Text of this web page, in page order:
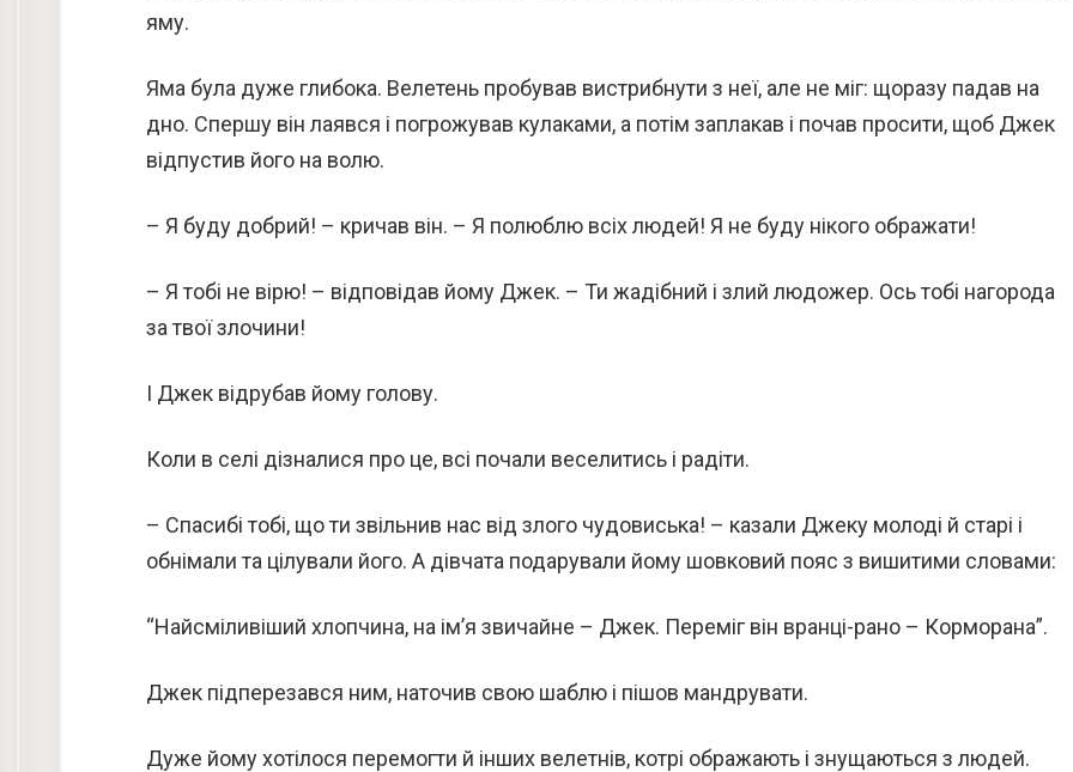
яму.
Яма була дуже глибока. Велетень пробував вистрибнути з неї, але не міг: щоразу падав на
дно. Спершу він лаявся і погрожував кулаками, а потім заплакав і почав просити, щоб Джек
відпустив його на волю.
– Я буду добрий! – кричав він. – Я полюблю всіх людей! Я не буду нікого ображати!
– Я тобі не вірю! – відповідав йому Джек. – Ти жадібний і злий людожер. Ось тобі нагорода
за твої злочини!
І Джек відрубав йому голову.
Коли в селі дізналися про це, всі почали веселитись і радіти.
– Спасибі тобі, що ти звільнив нас від злого чудовиська! – казали Джеку молоді й старі і
обнімали та цілували його. А дівчата подарували йому шовковий пояс з вишитими словами:
“Найсміливіший хлопчина, на ім’я звичайне – Джек. Переміг він вранці-рано – Корморана”.
Джек підперезався ним, наточив свою шаблю і пішов мандрувати.
Дуже йому хотілося перемогти й інших велетнів, котрі ображають і знущаються з людей.